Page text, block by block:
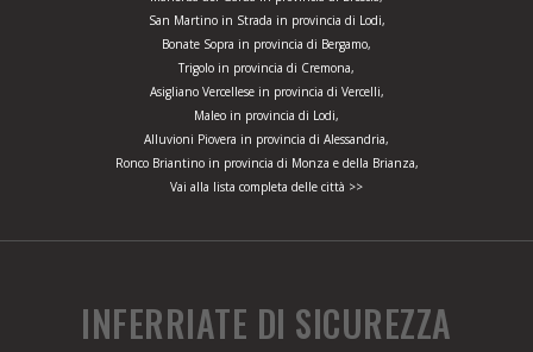
San Martino in Strada in provincia di Lodi,
Bonate Sopra in provincia di Bergamo,
Trigolo in provincia di Cremona,
Asigliano Vercellese in provincia di Vercelli,
Maleo in provincia di Lodi,
Alluvioni Piovera in provincia di Alessandria,
Ronco Briantino in provincia di Monza e della Brianza,
Vai alla lista completa delle città >>
INFERRIATE DI SICUREZZA